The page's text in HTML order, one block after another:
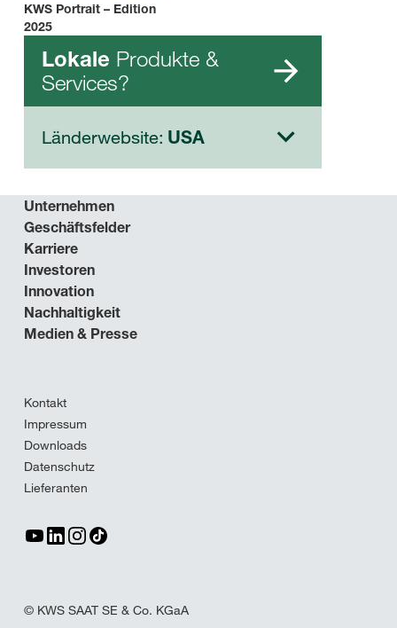
KWS Portrait – Edition
2025
Lokale Produkte &
Services?
Länderwebsite: USA
Unternehmen
Geschäftsfelder
Karriere
Investoren
Innovation
Nachhaltigkeit
Medien & Presse
Kontakt
Impressum
Downloads
Datenschutz
Lieferanten
© KWS SAAT SE & Co. KGaA